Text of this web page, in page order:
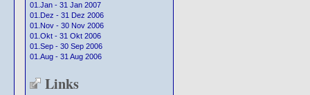
01.Jan - 31 Jan 2007
01.Dez - 31 Dez 2006
01.Nov - 30 Nov 2006
01.Okt - 31 Okt 2006
01.Sep - 30 Sep 2006
01.Aug - 31 Aug 2006
Links